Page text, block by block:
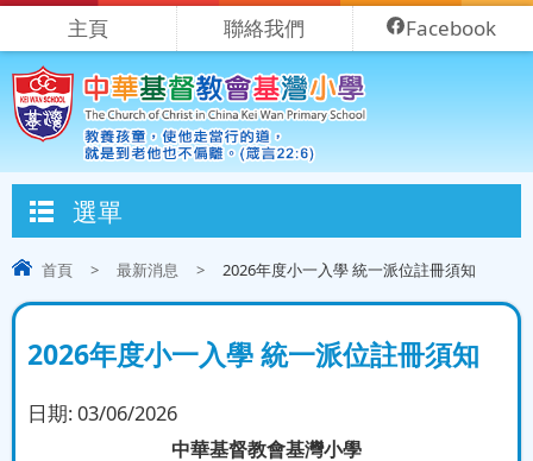
主頁 聯絡我們 Facebook
選單
首頁 > 最新消息 > 2026年度小一入學 統一派位註冊須知
2026年度小一入學 統一派位註冊須知
日期:03/06/2026
中華基督教會基灣小學